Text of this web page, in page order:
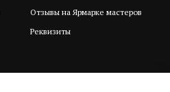
Отзывы на Ярмарке мастеров
Реквизиты